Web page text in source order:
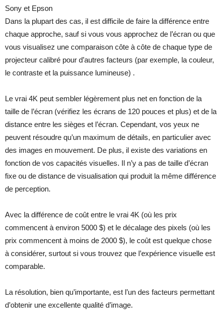
Sony et Epson
Dans la plupart des cas, il est difficile de faire la différence entre
chaque approche, sauf si vous vous approchez de l’écran ou que
vous visualisez une comparaison côte à côte de chaque type de
projecteur calibré pour d’autres facteurs (par exemple, la couleur,
le contraste et la puissance lumineuse) .
Le vrai 4K peut sembler légèrement plus net en fonction de la
taille de l’écran (vérifiez les écrans de 120 pouces et plus) et de la
distance entre les sièges et l’écran. Cependant, vos yeux ne
peuvent résoudre qu’un maximum de détails, en particulier avec
des images en mouvement. De plus, il existe des variations en
fonction de vos capacités visuelles. Il n’y a pas de taille d’écran
fixe ou de distance de visualisation qui produit la même différence
de perception.
Avec la différence de coût entre le vrai 4K (où les prix
commencent à environ 5000 $) et le décalage des pixels (où les
prix commencent à moins de 2000 $), le coût est quelque chose
à considérer, surtout si vous trouvez que l’expérience visuelle est
comparable.
La résolution, bien qu’importante, est l’un des facteurs permettant
d’obtenir une excellente qualité d’image.